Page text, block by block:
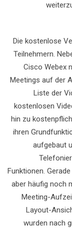
Die kostenlose
Teilnehmern.
Cisco Webex
Meetings auf der
Liste der
kostenlosen
hin zu
ihren
aufgebaut
Funktionen.
aber häufig noch
Meeting-
Layout-
wurden nach